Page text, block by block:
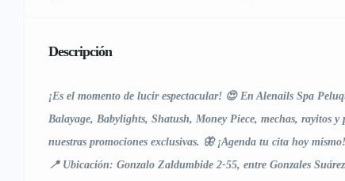
Descripción
¡Es el momento de lucir espectacular! 😍 En Alenails Spa
Balayage, Babylights, Shatush, Money Piece, mechas, rayitos
nuestras promociones exclusivas. 🦋 ¡Agenda tu cita hoy mismo!
📍 Ubicación: Gonzalo Zaldumbide 2-55, entre Gonzales